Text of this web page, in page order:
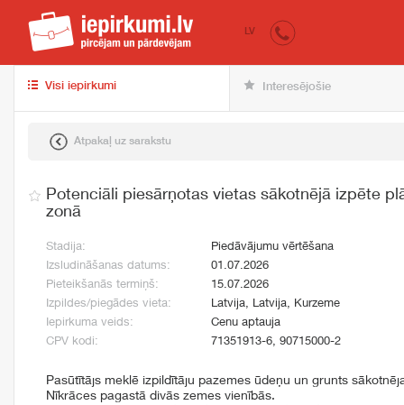
iepirkumi.lv
LV
Visi iepirkumi Interesējošie
Atpakaļ uz sarakstu
Potenciāli piesārņotas vietas sākotnējā izpēte
zonā
Stadija:
Piedāvājumu vērtēšana
Izsludināšanas datums:
01.07.2026
Pieteikšanās termiņš:
15.07.2026
Izpildes/piegādes vieta:
Latvija, Latvija, Kurzeme
Iepirkuma veids:
Cenu aptauja
CPV kodi:
71351913-6, 90715000-2
Pasūtītājs meklē izpildītāju pazemes ūdeņu un grunts
Nīkrāces pagastā divās zemes vienībās.